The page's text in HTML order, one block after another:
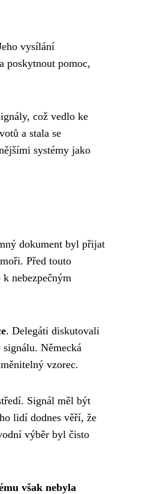
vysílání
poskytnout pomoc,
což vedlo ke
a stala se
systémy jako
dokument byl přijat
Před touto
nebezpečným
. Delegáti diskutovali
Německá
vzorec.
Signál měl být
lidí dodnes věří, že
výběr byl čisto
však nebyla